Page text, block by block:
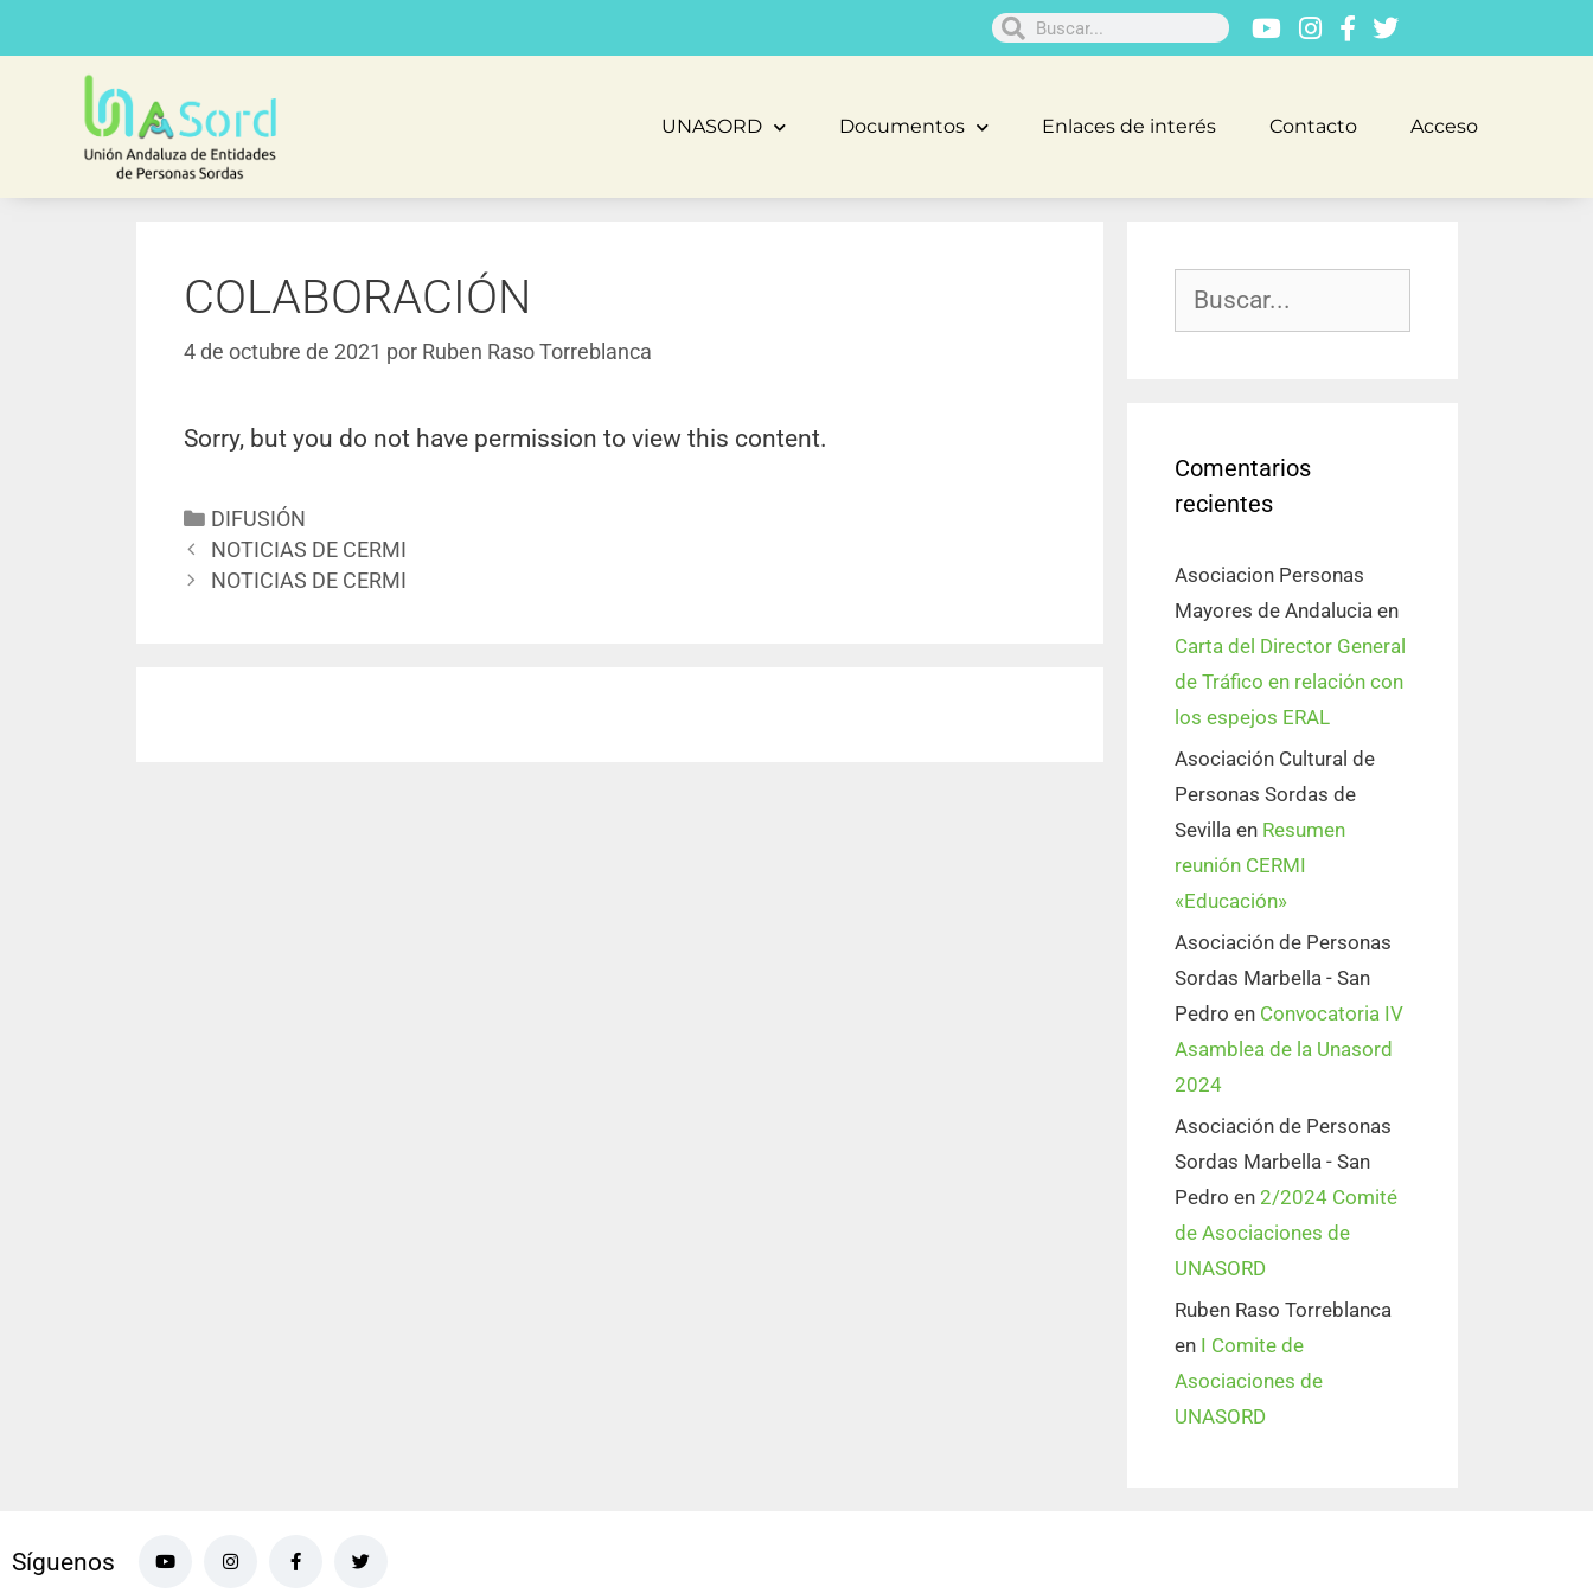
UNASORD Documentos Enlaces de interés Contacto Acceso
COLABORACIÓN
4 de octubre de 2021 por Ruben Raso Torreblanca
Sorry, but you do not have permission to view this content.
DIFUSIÓN
NOTICIAS DE CERMI
NOTICIAS DE CERMI
Comentarios
recientes
Asociacion Personas
Mayores de Andaluciaen
Carta del Director General
de Tráfico en relación con
los espejos ERAL
Asociación Cultural de
Personas Sordas de
Sevillaen Resumen
reunión CERMI
«Educación»
Asociación de Personas
Sordas Marbella - San
Pedro en Convocatoria IV
Asamblea de la Unasord
2024
Asociación de Personas
Sordas Marbella - San
Pedro en 2/2024 Comité
de Asociaciones de
UNASORD
Ruben Raso Torreblanca
en I Comite de
Asociaciones de
UNASORD
Síguenos